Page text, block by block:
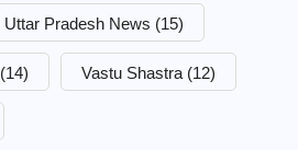
Uttar Pradesh News (15)
(14) Vastu Shastra (12)